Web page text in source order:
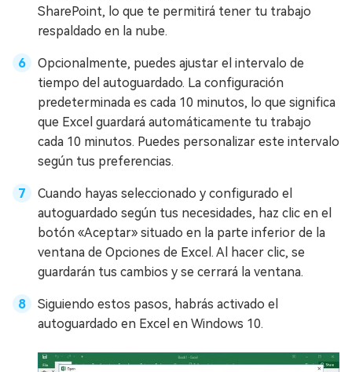
SharePoint, lo que te permitirá tener tu trabajo
respaldado en la nube.
Opcionalmente, puedes ajustar el intervalo de
tiempo del autoguardado. La configuración
predeterminada es cada 10 minutos, lo que significa
que Excel guardará automáticamente tu trabajo
cada 10 minutos. Puedes personalizar este intervalo
según tus preferencias.
Cuando hayas seleccionado y configurado el
autoguardado según tus necesidades, haz clic en el
botón «Aceptar» situado en la parte inferior de la
ventana de Opciones de Excel. Al hacer clic, se
guardarán tus cambios y se cerrará la ventana.
Siguiendo estos pasos, habrás activado el
autoguardado en Excel en Windows 10.